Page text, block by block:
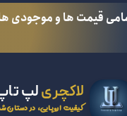
لاکچریلپ
کیفیت اروپایی، در دستان
حساب کاربری من
سفارشات
قیمت ها و موجودی